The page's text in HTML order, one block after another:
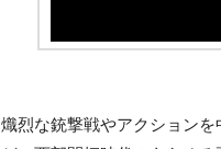
熾烈な銃撃戦やアクション